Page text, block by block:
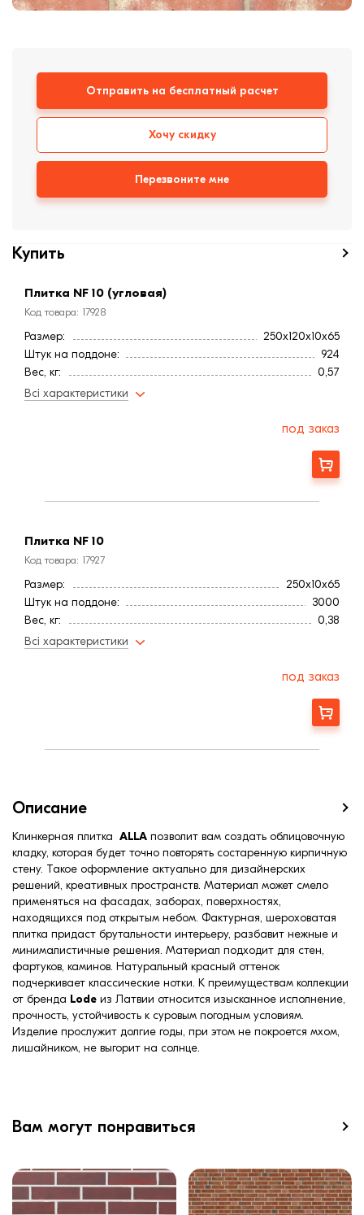
формовки
Строительные
смеси
Отправить на бесплатный расчет
Хочу скидку
Перезвоните мне
Купить
Плитка NF 10 (угловая)
Код товара: 17928
Размер:
250x120x10x65
Штук на поддоне:
924
Вес, кг:
0,57
Страна:
Шероховатая
65
250
Всі характеристики
под заказ
Заказать
Плитка NF 10
Код товара: 17927
Размер:
250х10х65
Штук на поддоне:
3000
Вес, кг:
0,38
Страна:
Шероховатая
65
250
Всі характеристики
под заказ
Заказать
Описание
Клинкерная плитка ALLA позволит вам создать облицовочную
кладку, которая будет точно повторять состаренную кирпичную
стену. Такое оформление актуально для дизайнерских
решений, креативных пространств. Материал может смело
применяться на фасадах, заборах, поверхностях,
находящихся под открытым небом. Фактурная, шероховатая
плитка придаст брутальности интерьеру, разбавит нежные и
минималистичные решения. Материал подходит для стен,
фартуков, каминов. Натуральный красный оттенок
подчеркивает классические нотки. К преимуществам коллекции
от бренда Lode из Латвии относится изысканное исполнение,
прочность, устойчивость к суровым погодным условиям.
Изделие прослужит долгие годы, при этом не покроется мхом,
лишайником, не выгорит на солнце.
Вам могут понравиться